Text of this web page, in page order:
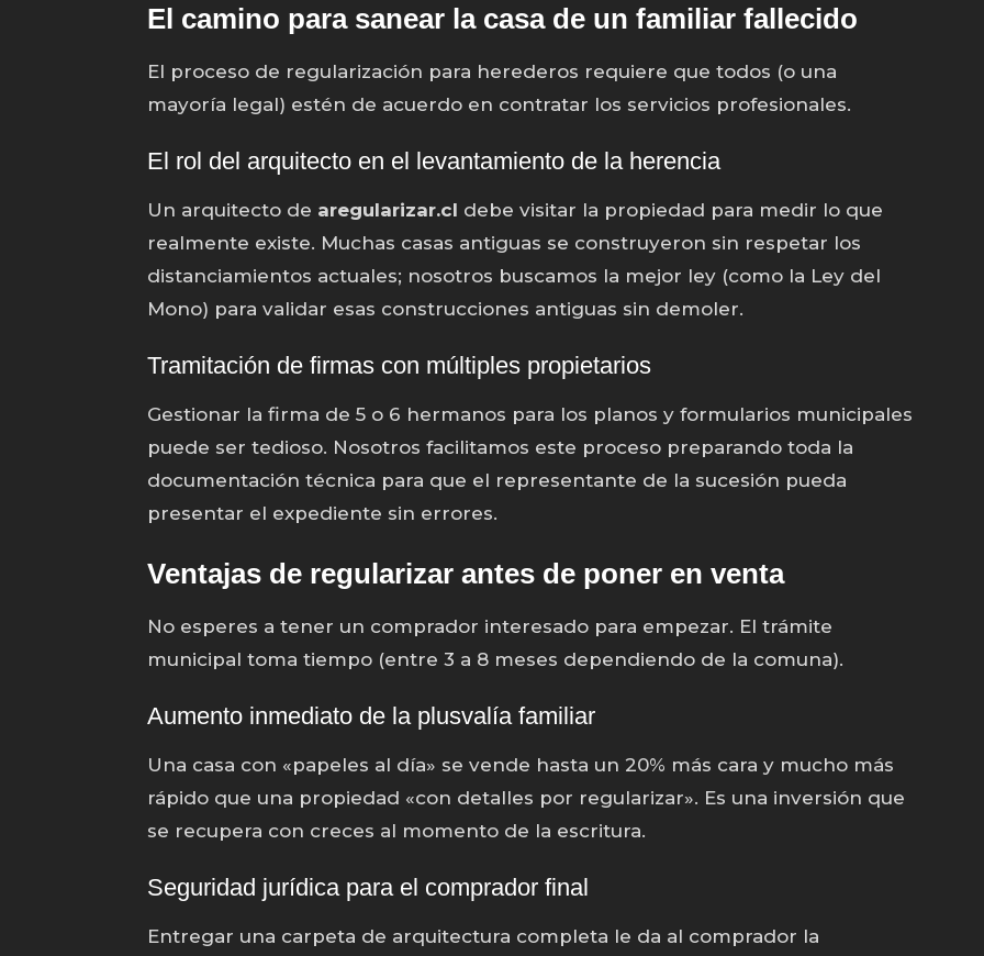
El camino para sanear la casa de un familiar fallecido
El proceso de regularización para herederos requiere que todos (o una
mayoría legal) estén de acuerdo en contratar los servicios profesionales.
El rol del arquitecto en el levantamiento de la herencia
Un arquitecto de aregularizar.cl debe visitar la propiedad para medir lo que
realmente existe. Muchas casas antiguas se construyeron sin respetar los
distanciamientos actuales; nosotros buscamos la mejor ley (como la Ley del
Mono) para validar esas construcciones antiguas sin demoler.
Tramitación de firmas con múltiples propietarios
Gestionar la firma de 5 o 6 hermanos para los planos y formularios municipales
puede ser tedioso. Nosotros facilitamos este proceso preparando toda la
documentación técnica para que el representante de la sucesión pueda
presentar el expediente sin errores.
Ventajas de regularizar antes de poner en venta
No esperes a tener un comprador interesado para empezar. El trámite
municipal toma tiempo (entre 3 a 8 meses dependiendo de la comuna).
Aumento inmediato de la plusvalía familiar
Una casa con «papeles al día» se vende hasta un 20% más cara y mucho más
rápido que una propiedad «con detalles por regularizar». Es una inversión que
se recupera con creces al momento de la escritura.
Seguridad jurídica para el comprador final
Entregar una carpeta de arquitectura completa le da al comprador la